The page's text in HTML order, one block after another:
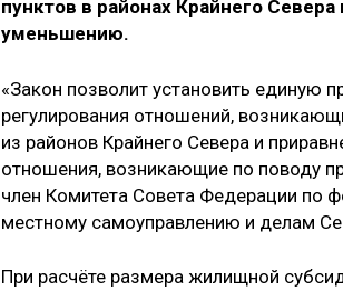
пунктов в районах Крайнего
уменьшению.
«Закон позволит установить единую
регулирования отношений,
из районов Крайнего Севера и
отношения, возникающие по поводу
член Комитета Совета Федерации по
местному самоуправлению и делам
При расчёте размера жилищной